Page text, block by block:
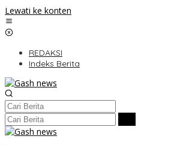
Lewati ke konten
REDAKSI
Indeks Berita